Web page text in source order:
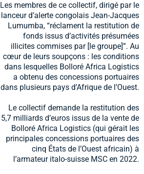
Les membres de ce collectif, dirigé par le
lanceur d’alerte congolais Jean-Jacques
Lumumba, “réclament la restitution de
fonds issus d’activités présumées
illicites commises par [le groupe]”. Au
cœur de leurs soupçons : les conditions
dans lesquelles Bolloré Africa Logistics
a obtenu des concessions portuaires
dans plusieurs pays d’Afrique de l’Ouest.
Le collectif demande la restitution des
5,7 milliards d’euros issus de la vente de
Bolloré Africa Logistics (qui gérait les
principales concessions portuaires des
cinq États de l’Ouest africain) à
l’armateur italo-suisse MSC en 2022.